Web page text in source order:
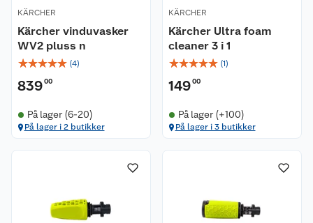
KÄRCHER
Kärcher vinduvasker
WV2 pluss n
☆☆☆☆☆ (4)
83900
På lager (6-20)
På lager i 2 butikker
KÄRCHER
Kärcher Ultra foam
cleaner 3 i 1
☆☆☆☆☆ (1)
14900
På lager (+100)
På lager i 3 butikker